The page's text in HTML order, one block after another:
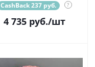
CashBack 237 руб. ?
4 735руб./шт